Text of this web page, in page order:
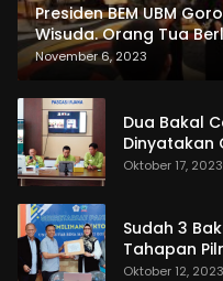
Presiden BEM UBM
Wisuda. Orang Tua
dan Pemasangan
November 6, 2023
Dua Bakal
Dinyatakan
Oktober 17, 2023
Sudah 3
Tahapan
Oktober 12, 2023